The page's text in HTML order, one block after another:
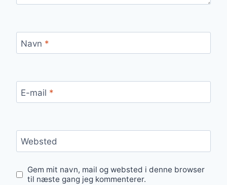
Navn *
E-mail *
Websted
Gem mit navn, mail og websted i denne browser
til næste gang jeg kommenterer.